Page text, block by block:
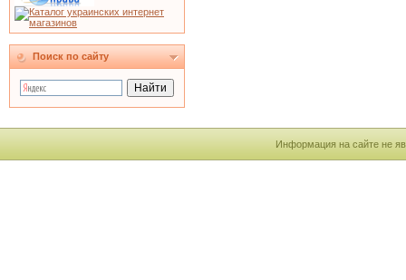
Поиск по сайту
Информация на сайте не